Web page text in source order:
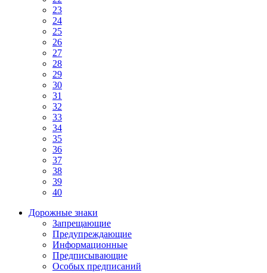
23
24
25
26
27
28
29
30
31
32
33
34
35
36
37
38
39
40
Дорожные знаки
Запрещающие
Предупреждающие
Информационные
Предписывающие
Особых предписаний